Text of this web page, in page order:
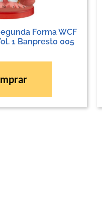
Forma WCF
1 Banpresto 005